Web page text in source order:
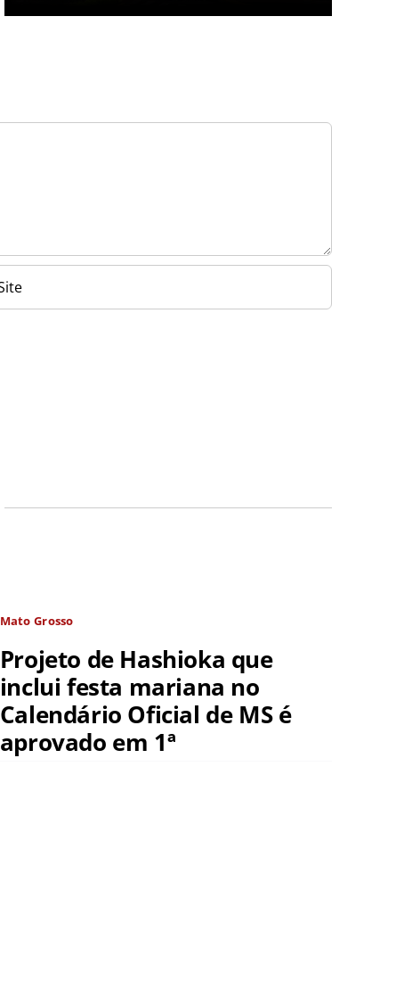
Mato Grosso
Projeto de Hashioka que
inclui festa mariana no
Calendário Oficial de MS é
aprovado em 1ª